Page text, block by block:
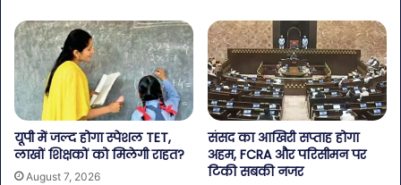
यूपी में जल्द होगा स्पेशल TET,
लाखों शिक्षकों को मिलेगी राहत?
August 7, 2026
संसद का आखिरी सप्ताह होगा
अहम, FCRA और परिसीमन पर
टिकी सबकी नजर